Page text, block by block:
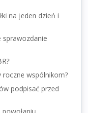
na jeden dzień i
sprawozdanie
roczne wspólnikom?
podpisać przed
powołaniu